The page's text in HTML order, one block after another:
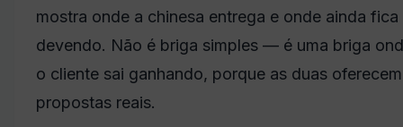
mostra onde a chinesa entrega e onde ainda fica
devendo. Não é briga simples — é uma briga
o cliente sai ganhando, porque as duas oferecem
propostas reais.